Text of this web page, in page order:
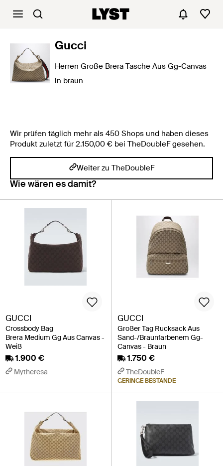
Gucci
Herren Große Brera Tasche Aus Gg-Canvas
in braun
Wir prüfen täglich mehr als 450 Shops und haben dieses
Produkt zuletzt für 2.150,00 € bei TheDoubleF gesehen.
Weiter zu TheDoubleF
Wie wären es damit?
GUCCI
Crossbody Bag
Brera Medium Gg Aus Canvas -
Weiß
1.900 €
Mytheresa
GUCCI
Großer Tag Rucksack Aus
Sand-/Braunfarbenem Gg-
Canvas - Braun
1.750 €
TheDoubleF
GERINGE BESTÄNDE